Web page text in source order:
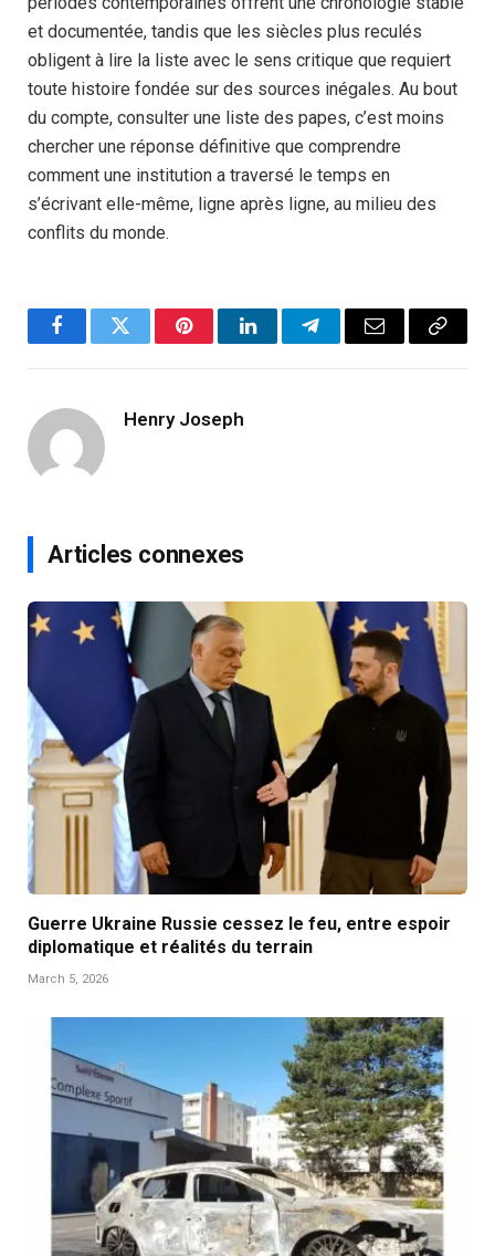
et documentée, tandis que les siècles plus reculés
obligent à lire la liste avec le sens critique que requiert
toute histoire fondée sur des sources inégales. Au bout
du compte, consulter une liste des papes, c’est moins
chercher une réponse définitive que comprendre
comment une institution a traversé le temps en
s’écrivant elle-même, ligne après ligne, au milieu des
conflits du monde.
FacebookTwitter PinterestLinkedInTelegramEmail
Copy
Henry Joseph
Articles connexes
Guerre Ukraine Russie cessez le feu, entre espoir
diplomatique et réalités du terrain
March 5, 2026